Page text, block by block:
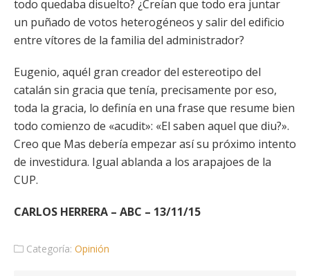
todo quedaba disuelto? ¿Creían que todo era juntar
un puñado de votos heterogéneos y salir del edificio
entre vítores de la familia del administrador?
Eugenio, aquél gran creador del estereotipo del
catalán sin gracia que tenía, precisamente por eso,
toda la gracia, lo definía en una frase que resume bien
todo comienzo de «acudit»: «El saben aquel que diu?».
Creo que Mas debería empezar así su próximo intento
de investidura. Igual ablanda a los arapajoes de la
CUP.
CARLOS HERRERA – ABC – 13/11/15
Categoría: Opinión